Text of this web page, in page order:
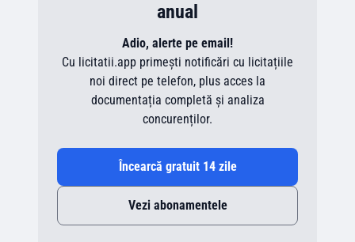
anual
Adio, alerte pe email!
Cu licitatii.app primești notificări cu licitațiile
noi direct pe telefon, plus acces la
documentația completă și analiza
concurenților.
Încearcă gratuit 14 zile
Vezi abonamentele